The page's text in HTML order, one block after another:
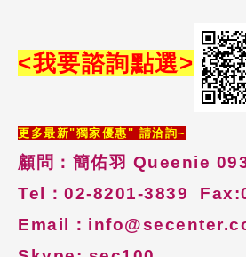
<我要諮詢點選>
更多最新"獨家優惠" 請洽詢~
顧問：簡佑羽 Queenie
Tel
： 02-8201-3839 Fax:
Email
：